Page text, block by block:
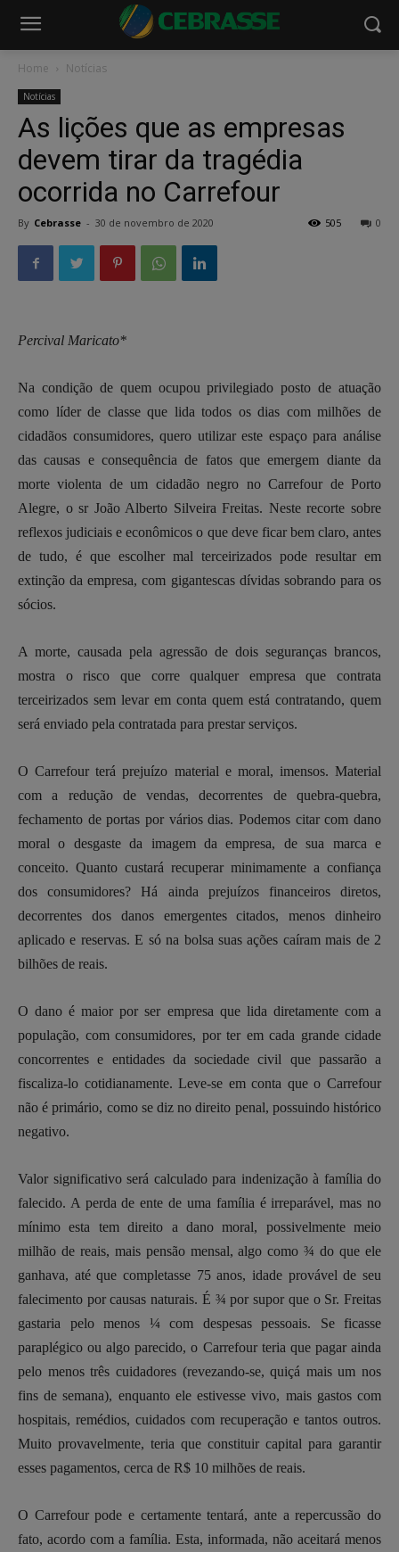
Home Notícias
Notícias
As lições que as empresas
devem tirar da tragédia
ocorrida no Carrefour
By Cebrasse - 30 de novembro de 2020 0
505
Percival Maricato*
Na condição de quem ocupou privilegiado posto de atuação
como líder de classe que lida todos os dias com milhões de
cidadãos consumidores, quero utilizar este espaço para análise
das causas e consequência de fatos que emergem diante da
morte violenta de um cidadão negro no Carrefour de Porto
Alegre, o sr João Alberto Silveira Freitas. Neste recorte sobre
reflexos judiciais e econômicos o que deve ficar bem claro, antes
de tudo, é que escolher mal terceirizados pode resultar em
extinção da empresa, com gigantescas dívidas sobrando para os
sócios.
A morte, causada pela agressão de dois seguranças brancos,
mostra o risco que corre qualquer empresa que contrata
terceirizados sem levar em conta quem está contratando, quem
será enviado pela contratada para prestar serviços.
O Carrefour terá prejuízo material e moral, imensos. Material
com a redução de vendas, decorrentes de quebra-quebra,
fechamento de portas por vários dias. Podemos citar com dano
moral o desgaste da imagem da empresa, de sua marca e
conceito. Quanto custará recuperar minimamente a confiança
dos consumidores? Há ainda prejuízos financeiros diretos,
decorrentes dos danos emergentes citados, menos dinheiro
aplicado e reservas. E só na bolsa suas ações caíram mais de 2
bilhões de reais.
O dano é maior por ser empresa que lida diretamente com a
população, com consumidores, por ter em cada grande cidade
concorrentes e entidades da sociedade civil que passarão a
fiscaliza-lo cotidianamente. Leve-se em conta que o Carrefour
não é primário, como se diz no direito penal, possuindo histórico
negativo.
Valor significativo será calculado para indenização à família do
falecido. A perda de ente de uma família é irreparável, mas no
mínimo esta tem direito a dano moral, possivelmente meio
milhão de reais, mais pensão mensal, algo como ¾ do que ele
ganhava, até que completasse 75 anos, idade provável de seu
falecimento por causas naturais. É ¾ por supor que o Sr. Freitas
gastaria pelo menos ¼ com despesas pessoais. Se ficasse
paraplégico ou algo parecido, o Carrefour teria que pagar ainda
pelo menos três cuidadores (revezando-se, quiçá mais um nos
fins de semana), enquanto ele estivesse vivo, mais gastos com
hospitais, remédios, cuidados com recuperação e tantos outros.
Muito provavelmente, teria que constituir capital para garantir
esses pagamentos, cerca de R$ 10 milhões de reais.
O Carrefour pode e certamente tentará, ante a repercussão do
fato, acordo com a família. Esta, informada, não aceitará menos